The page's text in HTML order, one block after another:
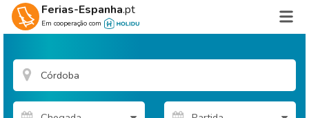
Ferias-Espanha.pt
Em cooperação com